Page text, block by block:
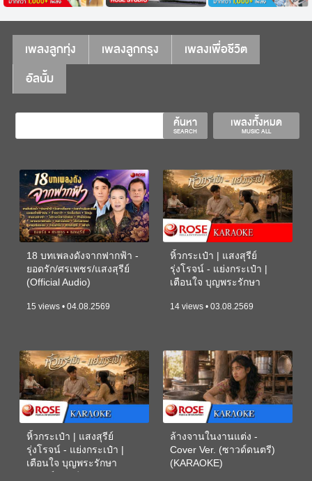
เพลงลูกทุ่ง เพลงลูกกรุง
เพลงเพื่อชีวิต
อัลบั้ม
เพลงทั้งหมด
MUSIC ALL
ค้นหา
SEARCH
18 บทเพลงดังจากฟากฟ้า -
ยอดรัก/ศรเพชร/แสงสุรีย์
(Official Audio)
15 views • 04.08.2569
หิ้วกระเป๋า | แสงสุรีย์
รุ่งโรจน์ - แย่งกระเป๋า |
เตือนใจ บุญพระรักษา
14 views • 03.08.2569
หิ้วกระเป๋า | แสงสุรีย์
รุ่งโรจน์ - แย่งกระเป๋า |
เตือนใจ บุญพระรักษา
ล้างจานในงานแต่ง -
Cover Ver. (ซาวด์ดนตรี)
(KARAOKE)